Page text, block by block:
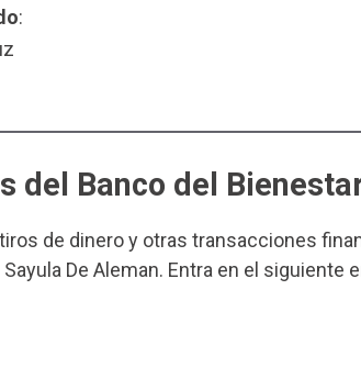
:
del Banco del
de dinero y otras transacciones
Sayula De Aleman. Entra en el